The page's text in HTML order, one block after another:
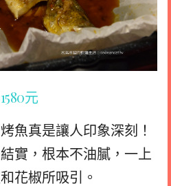
元
魚真是讓人印象深刻！
實，根本不油膩，一上
花椒所吸引。